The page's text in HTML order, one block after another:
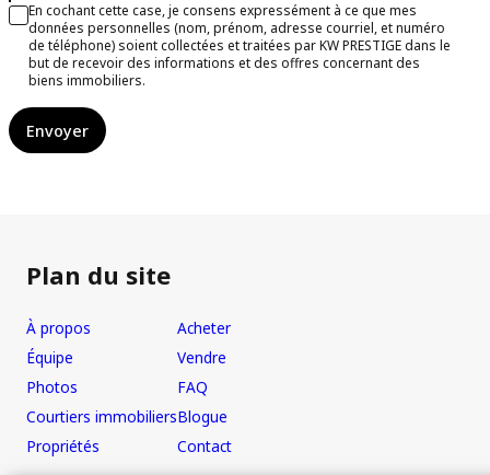
En cochant cette case, je consens expressément à ce que mes
données personnelles (nom, prénom, adresse courriel, et numéro
de téléphone) soient collectées et traitées par KW PRESTIGE dans le
but de recevoir des informations et des offres concernant des
biens immobiliers.
Envoyer
Plan du site
À propos
Équipe
Photos
Courtiers immobiliers
Propriétés
Acheter
Vendre
FAQ
Blogue
Contact